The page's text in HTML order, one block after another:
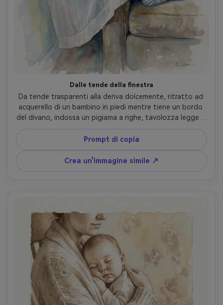
Dalle tende della finestra
Da tende trasparenti alla deriva dolcemente, ritratto ad
acquerello di un bambino in piedi mentre tiene un bordo
del divano, indossa un pigiama a righe, tavolozza leggera
e ariosa, ombre delicate, lavaggio di sfondo bagnato su
bagnato, dettagli nitidi sugli occhi e sulle mani, texture a
freddo-press, momento quotidiano tenero, obiettivo da
85 mm, profondità di campo bassa-AR 4:5
Prompt di copia
Crea un'immagine simile ↗